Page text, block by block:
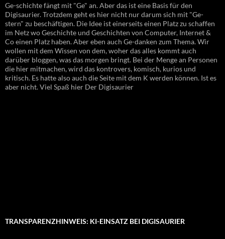
Ge-schichte fängt mit "Ge" an. Aber das ist eine Basis für den
Digisaurier. Trotzdem geht es hier nicht nur darum sich mit "Ge-
stern" zu beschäftigen. Die Idee ist einerseits einen Platz zu schaffen
im Netz wo Geschichte und Geschichten von Computer, Internet &
Co einen Platz haben. Aber eben auch Ge-danken zum Thema. Wir
wollen mit dem Wissen von dem, woher das alles kommt auch
darüber bloggen, was das morgen bringt. Bei der Menge an Personen
die hier mitmachen, wird das kontrovers, komisch, kurios und
kritisch. Es hatte also auch die Seite mit dem K werden können. Ist es
aber nicht. Viel Spaß hier Der Digisaurier
TRANSPARENZHINWEIS: KI-EINSATZ BEI DIGISAURIER